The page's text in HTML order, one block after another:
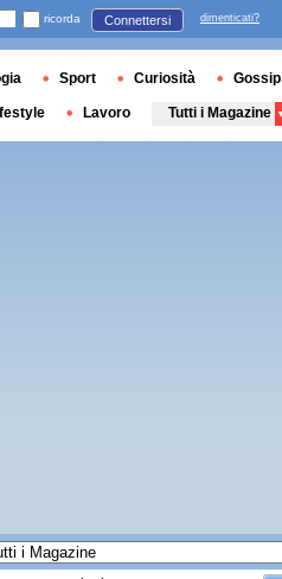
ricorda Connettersi dimenticati?
Sport Curiosità Gossip
Lavoro Tutti i Magazine